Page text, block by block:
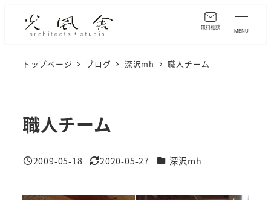
MENU
トップページ ブログ 深沢mh 職人チーム
職人チーム
投稿日
2009-05-18
更新日
2020-05-27 カテゴリー
深沢mh
無料相談